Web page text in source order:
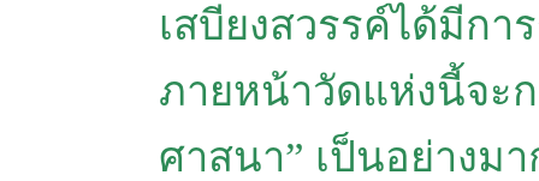
เสบียงสวรรค์ได้มีกา
ภายหน้าวัดแห่งนี้จะ
ศาสนา” เป็นอย่างม